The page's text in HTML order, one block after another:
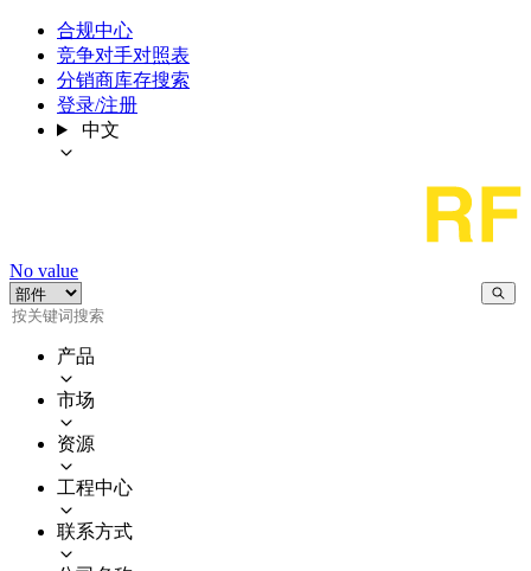
合规中心
竞争对手对照表
分销商库存搜索
登录/注册
中文
No value
产品
市场
资源
工程中心
联系方式